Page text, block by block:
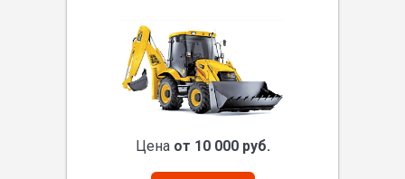
Цена от 10 000 руб.